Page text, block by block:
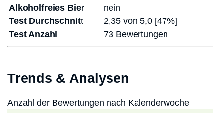
Alkoholfreies Bier
nein
Test Durchschnitt
2,35 von 5,0 [47%]
Test Anzahl
73 Bewertungen
Trends & Analysen
Anzahl der Bewertungen nach Kalenderwoche